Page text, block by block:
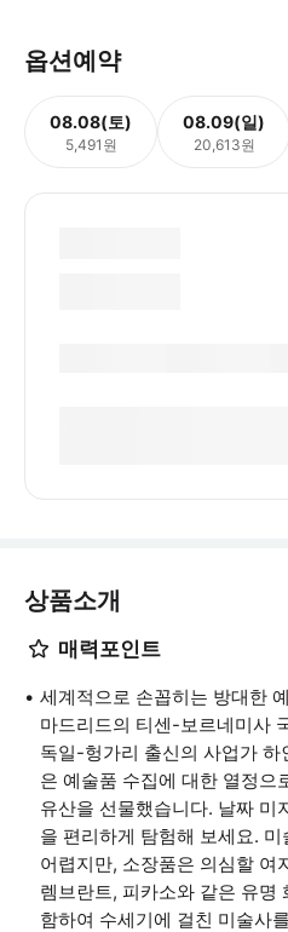
옵션예약
08.08(토)
5,491원
08.09(일)
20,613원
상품소개
매력포인트
세계적으로 손꼽히는 방대한
마드리드의 티센-보르네미사
독일-헝가리 출신의 사업가
은 예술품 수집에 대한 열정으
유산을 선물했습니다. 날짜 미
을 편리하게 탐험해 보세요.
어렵지만, 소장품은 의심할 여
렘브란트, 피카소와 같은 유명
함하여 수세기에 걸친 미술사